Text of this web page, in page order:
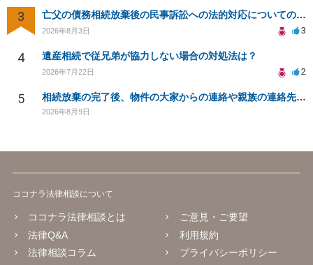
3 亡父の債務相続放棄後の民事訴訟への法的対応についての相談
2026年8月3日 3
4 遺産相続で従兄弟が協力しない場合の対処法は？
2026年7月22日 2
5 相続放棄の完了後、物件の大家からの連絡や親族の連絡先開示について
2026年8月9日
ココナラ法律相談について
ココナラ法律相談とは
法律Q&A
法律相談コラム
ご意見・ご要望
利用規約
プライバシーポリシー